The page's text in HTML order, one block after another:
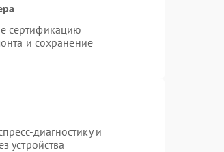
сертификацию
и сохранение
диагностику и
устройства